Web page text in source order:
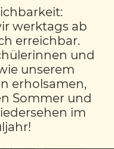
werktags ab
erreichbar.
und
unserem
erholsamen,
Sommer und
im